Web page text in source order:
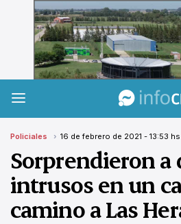
Policiales 16 de febrero de 2021 - 13:53 hs
Sorprendieron a
intrusos en un
camino a Las